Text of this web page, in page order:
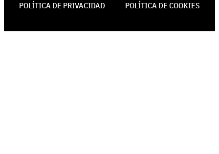
POLÍTICA DE PRIVACIDAD POLÍTICA DE COOKIES